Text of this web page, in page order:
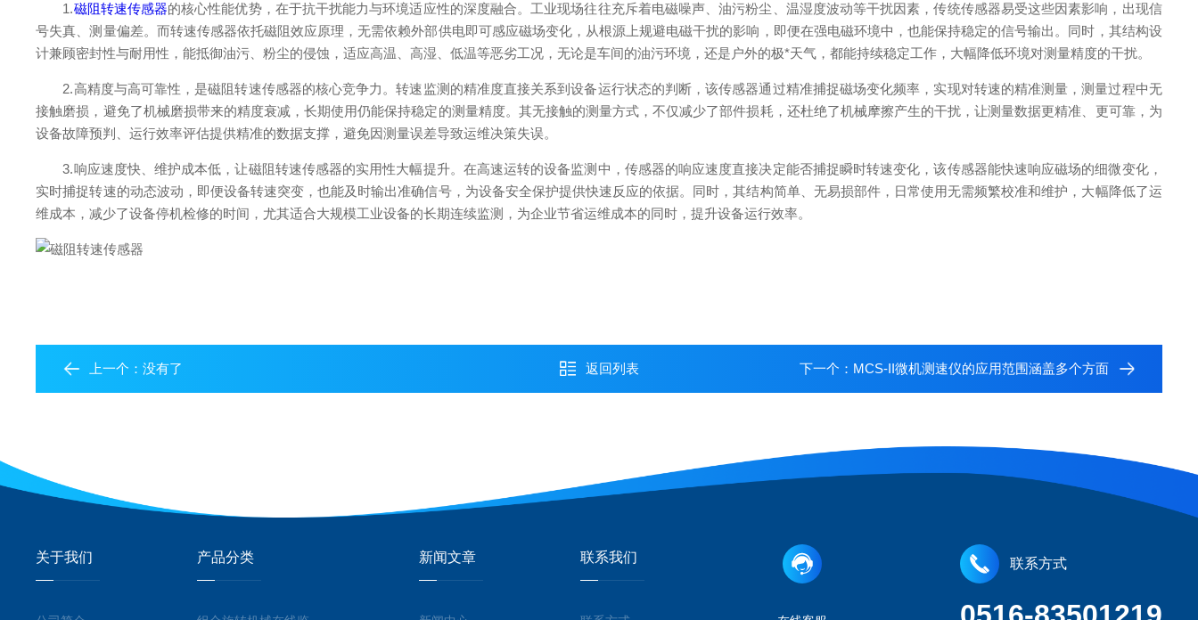
1.磁阻转速传感器的核心性能优势，在于抗干扰能力与环境适应性的深度融合。工业现场往往充斥着电磁噪声、油污粉尘、温湿度波动等干扰因素，传统传感器易受这些因素影响，出现信
号失真、测量偏差。而转速传感器依托磁阻效应原理，无需依赖外部供电即可感应磁场变化，从根源上规避电磁干扰的影响，即便在强电磁环境中，也能保持稳定的信号输出。同时，其结构设
计兼顾密封性与耐用性，能抵御油污、粉尘的侵蚀，适应高温、高湿、低温等恶劣工况，无论是车间的油污环境，还是户外的极*天气，都能持续稳定工作，大幅降低环境对测量精度的干扰。
2.高精度与高可靠性，是磁阻转速传感器的核心竞争力。转速监测的精准度直接关系到设备运行状态的判断，该传感器通过精准捕捉磁场变化频率，实现对转速的精准测量，测量过程中无
接触磨损，避免了机械磨损带来的精度衰减，长期使用仍能保持稳定的测量精度。其无接触的测量方式，不仅减少了部件损耗，还杜绝了机械摩擦产生的干扰，让测量数据更精准、更可靠，为
设备故障预判、运行效率评估提供精准的数据支撑，避免因测量误差导致运维决策失误。
3.响应速度快、维护成本低，让磁阻转速传感器的实用性大幅提升。在高速运转的设备监测中，传感器的响应速度直接决定能否捕捉瞬时转速变化，该传感器能快速响应磁场的细微变化，
实时捕捉转速的动态波动，即便设备转速突变，也能及时输出准确信号，为设备安全保护提供快速反应的依据。同时，其结构简单、无易损部件，日常使用无需频繁校准和维护，大幅降低了运
维成本，减少了设备停机检修的时间，尤其适合大规模工业设备的长期连续监测，为企业节省运维成本的同时，提升设备运行效率。
上一个：没有了 返回列表 下一个： MCS-II微机测速仪的应用范围涵盖多个方面
关于我们 产品分类 新闻文章 联系我们 联系方式